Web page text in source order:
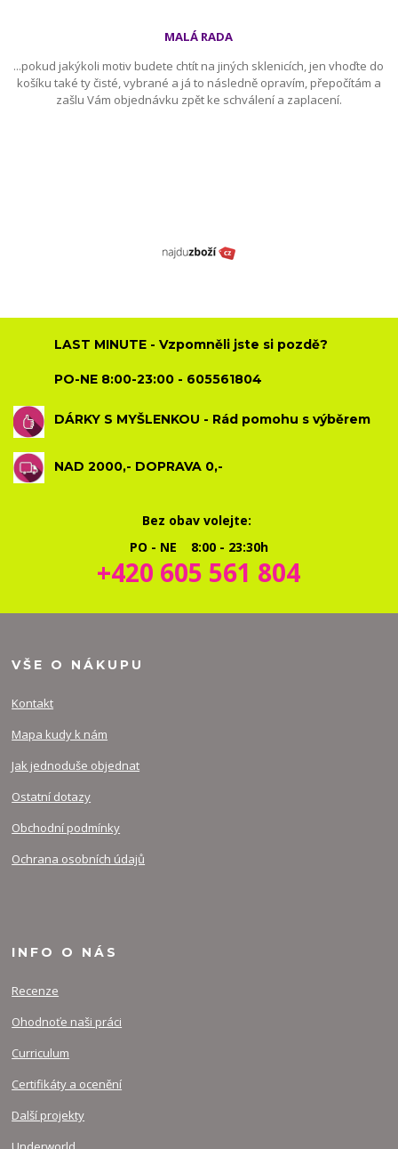
MALÁ RADA
...pokud jakýkoli motiv budete chtít na jiných sklenicích, jen vhoďte do
košíku také ty čisté, vybrané a já to následně opravím, přepočítám a
zašlu Vám objednávku zpět ke schválení a zaplacení.
LAST MINUTE - Vzpomněli jste si pozdě?
PO-NE 8:00-23:00 - 605561804
DÁRKY S MYŠLENKOU - Rád pomohu s výběrem
NAD 2000,- DOPRAVA 0,-
Bez obav volejte:
PO - NE 8:00 - 23:30h
+420 605 561 804
VŠE O NÁKUPU
Kontakt
Mapa kudy k nám
Jak jednoduše objednat
Ostatní dotazy
Obchodní podmínky
Ochrana osobních údajů
INFO O NÁS
Recenze
Ohodnoťe naši práci
Curriculum
Certifikáty a ocenění
Další projekty